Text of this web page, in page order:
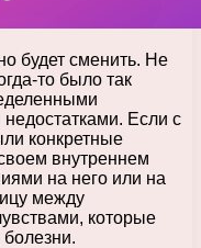
будет сменить. Не
то было так
Если с
конкретные
внутреннем
на него или на
между
которые